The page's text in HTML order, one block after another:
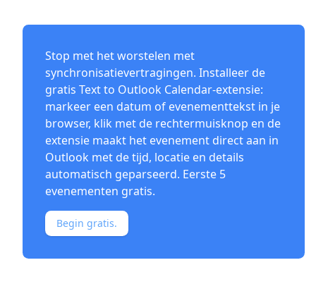
Stop met het worstelen met
synchronisatievertragingen. Installeer de
gratis Text to Outlook Calendar-extensie:
markeer een datum of evenementtekst in je
browser, klik met de rechtermuisknop en de
extensie maakt het evenement direct aan in
Outlook met de tijd, locatie en details
automatisch geparseerd. Eerste 5
evenementen gratis.
Begin gratis.